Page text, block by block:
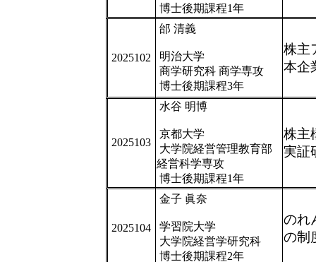
博士後期課程1年
2025102
邰 清義
明治大学
商学研究科 商学専攻
博士後期課程3年
株主
本企
2025103
水谷 明博
京都大学
大学院経営管理教育部
経営科学専攻
博士後期課程1年
株主
実証
2025104
金子 眞奈
学習院大学
大学院経営学研究科
博士後期課程2年
のれ
の制